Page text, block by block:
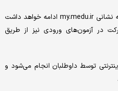
ثبت‌نام از طریق سامانه ثبت‌نام به نشانی my.medu.ir ادامه خواهد داشت
در آزمون‌های ورودی نیز از طریق
توسط داوطلبان انجام می‌شود و